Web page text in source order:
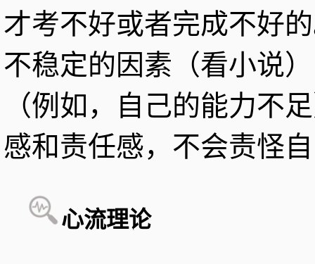
才考不好或者完成不好
不稳定的因素（看小说
（例如，自己的能力不
感和责任感，不会责怪
心流理论